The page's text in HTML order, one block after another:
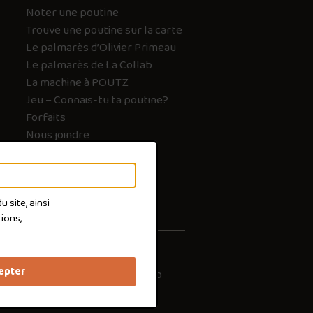
site, ainsi
Noter une poutine
Trouve une poutine sur la carte
Le palmarès d’Olivier Primeau
Le palmarès de La Collab
La machine à POUTZ
Jeu – Connais-tu ta poutine?
Forfaits
Nous joindre
cookies Ekloweb